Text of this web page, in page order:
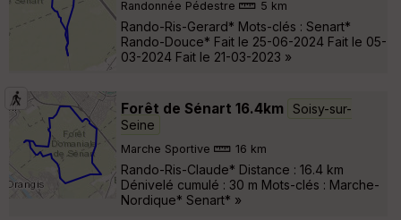
Randonnée Pédestre 5 km
Rando-Ris-Gerard* Mots-clés : Senart*
Rando-Douce* Fait le 25-06-2024 Fait le 05-
03-2024 Fait le 21-03-2023 »
Forêt de Sénart 16.4km
Soisy-sur-
Seine
Marche Sportive 16 km
Rando-Ris-Claude* Distance : 16.4 km
Dénivelé cumulé : 30 m Mots-clés : Marche-
Nordique* Senart* »